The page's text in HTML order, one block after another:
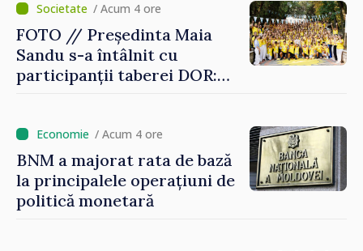
/ Acum 4 ore
FOTO // Președinta Maia
Sandu s-a întâlnit cu
participanții taberei DOR:
/ Acum 4 ore
BNM a majorat rata de bază
la principalele operațiuni de
politică monetară